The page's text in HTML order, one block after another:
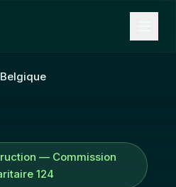
Belgique
— Commission
124